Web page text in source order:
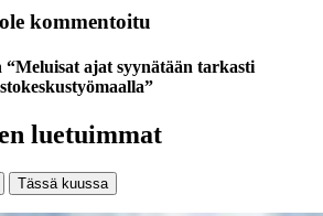
kommentoitu
ajat syynätään tarkasti
luetuimmat
Tässä kuussa